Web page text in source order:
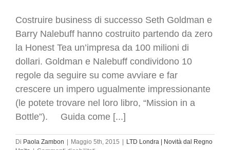
Costruire business di successo Seth Goldman e
Barry Nalebuff hanno costruito partendo da zero
la Honest Tea un’impresa da 100 milioni di
dollari. Goldman e Nalebuff condividono 10
regole da seguire su come avviare e far
crescere un impero ugualmente impressionante
(le potete trovare nel loro libro, “Mission in a
Bottle”). Guida come [...]
Di Paola Zambon | Maggio 5th, 2015 | LTD Londra | Novità dal Regno